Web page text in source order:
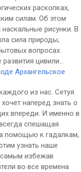
раскопках,
силам. Об этом
рисунки. В
сила природы,
вопросах.
цивили...
Архангельское
из нас. Сетуя
наперёд знать о
впереди. И именно в
спешащая
помощью к гадалкам,
узнать наше
избежав
во все времена